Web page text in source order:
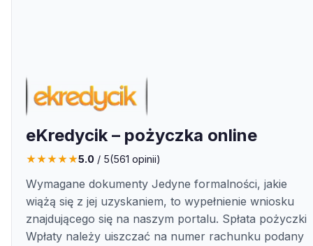
eKredycik – pożyczka online
★★★★★5.0 / 5(561 opinii)
Wymagane dokumenty Jedyne formalności, jakie
wiążą się z jej uzyskaniem, to wypełnienie wniosku
znajdującego się na naszym portalu. Spłata pożyczki
Wpłaty należy uiszczać na numer rachunku podany